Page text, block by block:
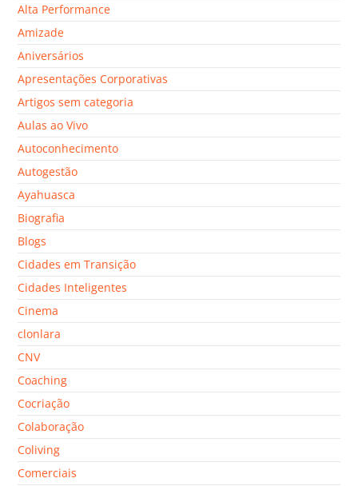
Alta Performance
Amizade
Aniversários
Apresentações Corporativas
Artigos sem categoria
Aulas ao Vivo
Autoconhecimento
Autogestão
Ayahuasca
Biografia
Blogs
Cidades em Transição
Cidades Inteligentes
Cinema
clonlara
CNV
Coaching
Cocriação
Colaboração
Coliving
Comerciais